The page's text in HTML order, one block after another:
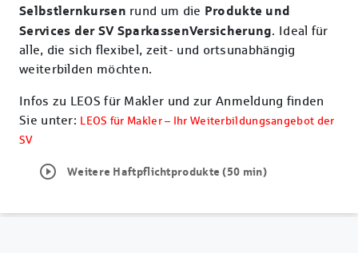
Selbstlernkursen rund um die Produkte und
Services der SV SparkassenVersicherung. Ideal für
alle, die sich flexibel, zeit- und ortsunabhängig
weiterbilden möchten.
Infos zu LEOS für Makler und zur Anmeldung finden
Sie unter: LEOS für Makler – Ihr Weiterbildungsangebot der
SV
play_circle_outline Weitere Haftpflichtprodukte (50 min)